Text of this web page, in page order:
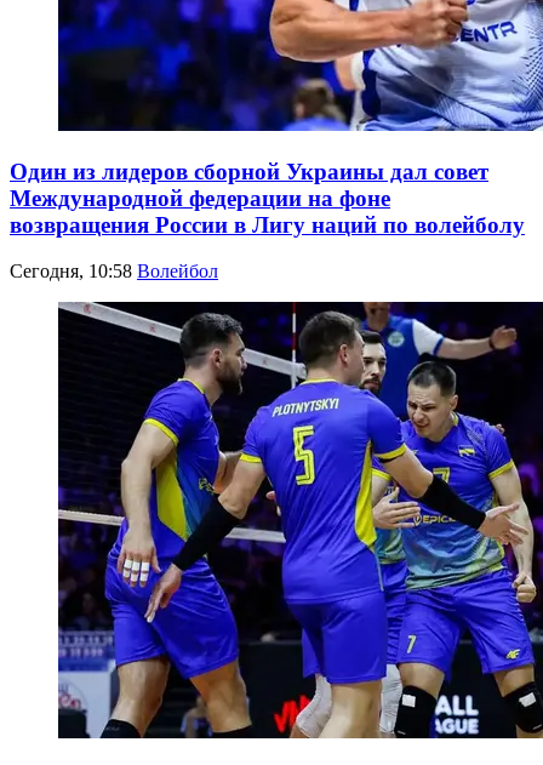
Один из лидеров сборной Украины дал совет
Международной федерации на фоне
возвращения России в Лигу наций по волейболу
Сегодня, 10:58 Волейбол